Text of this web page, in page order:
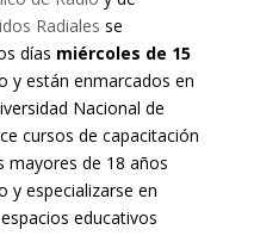
Radiales se
días miércoles de 15
y están enmarcados en
Nacional de
cursos de capacitación
mayores de 18 años
y especializarse en
educativos